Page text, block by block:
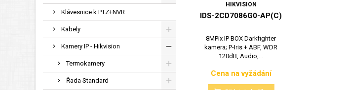
Klávesnice k PTZ+NVR
Kabely
Kamery IP - Hikvision
Termokamery
Řada Standard
HIKVISION
IDS-2CD7086G0-AP(C)
8MPix IP BOX Darkfighter
kamera; P-Iris + ABF, WDR
120dB, Audio,...
Cena
Cena na vyžádání